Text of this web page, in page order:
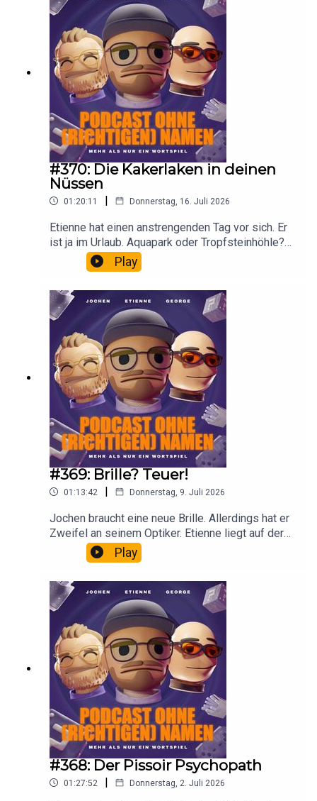
#370: Die Kakerlaken in deinen
Nüssen
01:20:11 | Donnerstag, 16. Juli 2026
Etienne hat einen anstrengenden Tag vor sich. Er
ist ja im Urlaub. Aquapark oder Tropfsteinhöhle?
Jochen war Kanufahren und George hat sich
seinen Aussenspiegel abfahren lassen. Klingt
erstmal nicht spektakulär, ist es am Ende auch
nicht. Ach ja, und passt in Zukunft auf, wo ihr Eure
Finger reinsteckt. Manchmal ist nicht nur das drin,
was draufsteht.
Play
#369: Brille? Teuer!
01:13:42 | Donnerstag, 9. Juli 2026
Jochen braucht eine neue Brille. Allerdings hat er
Zweifel an seinem Optiker. Etienne liegt auf der
Luftmatratze und isst Datteln im Speckmantel.
George macht Urlaub lieber zuhause.
Play
#368: Der Pissoir Psychopath
01:27:52 | Donnerstag, 2. Juli 2026